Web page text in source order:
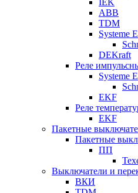
ABB
TDM
Systeme
DEKraft
Реле
Systeme
EKF
Реле
EKF
Пакетные
Пакетные
ПП
Выключатели и
ВКИ